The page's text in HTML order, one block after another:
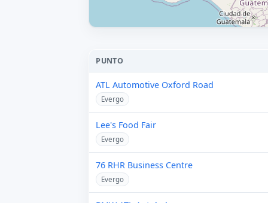
PUNTO
ATL Automotive Oxford Road
Evergo
Lee's Food Fair
Evergo
76 RHR Business Centre
Evergo